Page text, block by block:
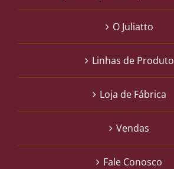
O Juliatto
Linhas de Produto
Loja de Fábrica
Vendas
Fale Conosco